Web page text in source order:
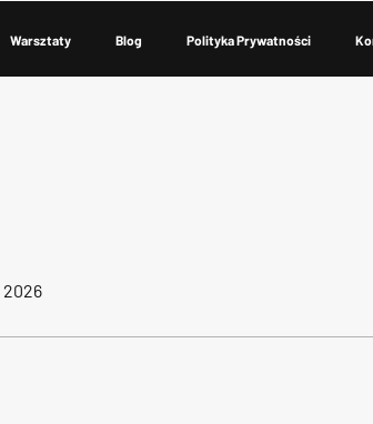
Warsztaty Blog Polityka Prywatności
2026